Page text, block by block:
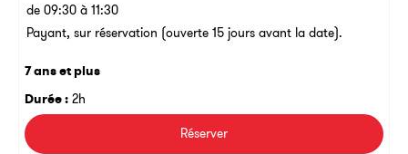
de 09:30 à 11:30
Payant, sur réservation (ouverte 15 jours avant la date).
Durée : 2h
7 ans et plus
Réserver